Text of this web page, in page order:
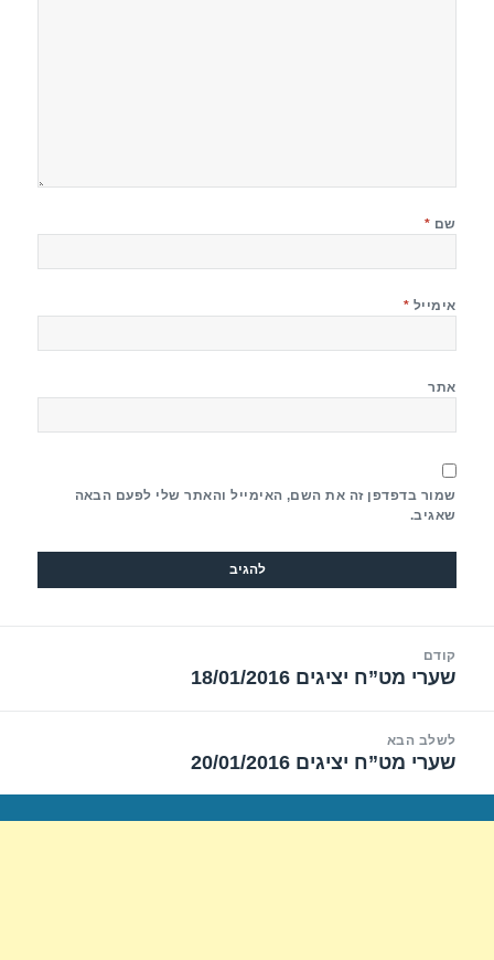
שם *
אימייל *
אתר
שמור בדפדפן זה את השם, האימייל והאתר שלי לפעם הבאה
שאגיב.
קודם
הפוסט
שערי מט”ח יציגים 18/01/2016
לשלב הבא
הפוסט
שערי מט”ח יציגים 20/01/2016